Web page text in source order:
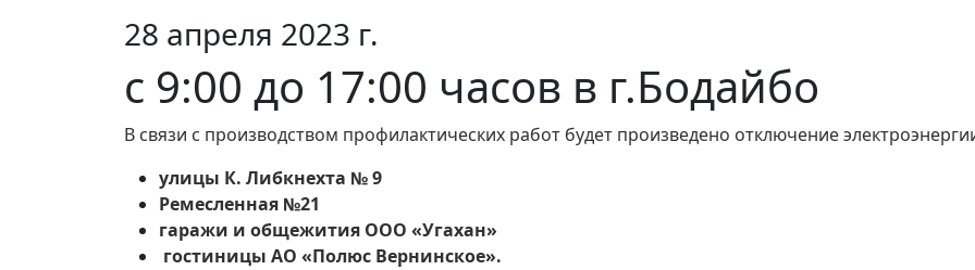
28 апреля 2023 г.
с 9:00 до 17:00 часов в г.Бодайбо
В связи с производством профилактических работ будет произведено отключение
улицы К. Либкнехта № 9
Ремесленная №21
гаражи и общежития ООО «Угахан»
гостиницы АО «Полюс Вернинское».